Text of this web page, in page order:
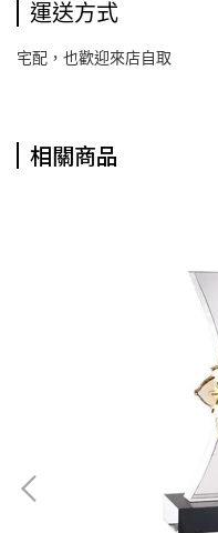
運送方式
宅配，也歡迎來店自取
相關商品